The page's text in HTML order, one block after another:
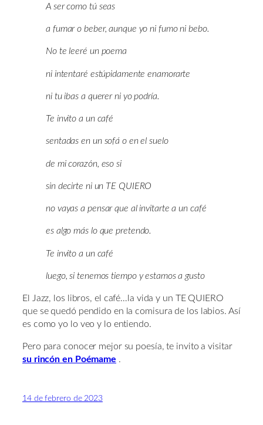
A ser como tú seas
a fumar o beber, aunque yo ni fumo ni bebo.
No te leeré un poema
ni intentaré estúpidamente enamorarte
ni tu ibas a querer ni yo podría.
Te invito a un café
sentadas en un sofá o en el suelo
de mi corazón, eso si
sin decirte ni un TE QUIERO
no vayas a pensar que al invitarte a un café
es algo más lo que pretendo.
Te invito a un café
luego, si tenemos tiempo y estamos a gusto
El Jazz, los libros, el café…la vida y un TE QUIERO
que se quedó pendido en la comisura de los labios. Así
es como yo lo veo y lo entiendo.
Pero para conocer mejor su poesía, te invito a visitar
su rincón en Poémame .
14 de febrero de 2023